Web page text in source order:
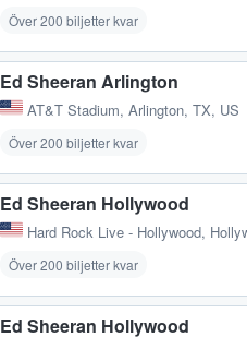
Över 200 biljetter kvar
Ed Sheeran Arlington
AT&T Stadium, Arlington, TX, US
Över 200 biljetter kvar
Ed Sheeran Hollywood
Hard Rock Live - Hollywood,
Över 200 biljetter kvar
Ed Sheeran Hollywood